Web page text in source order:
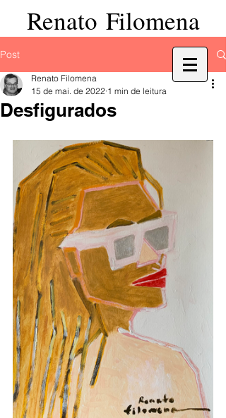
Renato Filomena
Post
Desfigurados
Renato Filomena
15 de mai. de 2022 1 min de leitura